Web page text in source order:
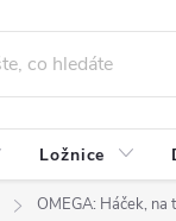
Ložnice
OMEGA: Háček,